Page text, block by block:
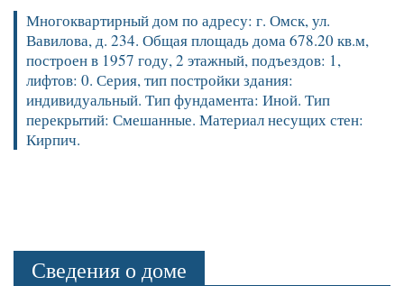
Многоквартирный дом по адресу: г. Омск, ул.
Вавилова, д. 234. Общая площадь дома 678.20 кв.м,
построен в 1957 году, 2 этажный, подъездов: 1,
лифтов: 0. Серия, тип постройки здания:
индивидуальный. Тип фундамента: Иной. Тип
перекрытий: Смешанные. Материал несущих стен:
Кирпич.
Сведения о доме